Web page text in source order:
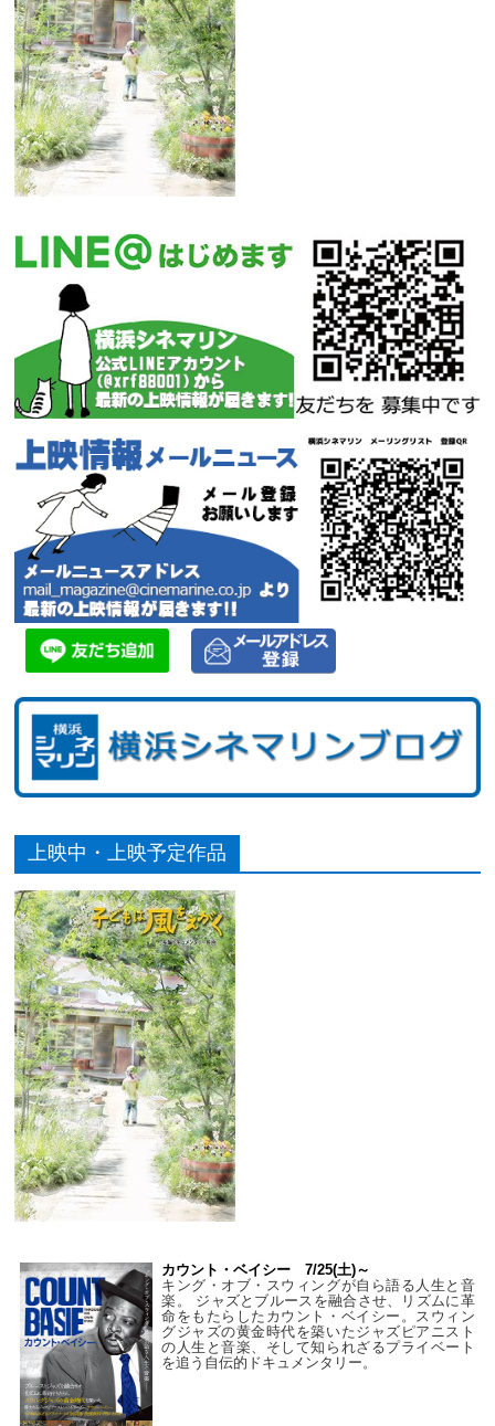
上映中・上映予定作品
カウント・ベイシー 7/25(土)～
キング・オブ・スウィングが自ら語る人生と音
楽。 ジャズとブルースを融合させ、リズムに革
命をもたらしたカウント・ベイシー。スウィン
グジャズの黄金時代を築いたジャズピアニスト
の人生と音楽、そして知られざるプライベート
を追う自伝的ドキュメンタリー。